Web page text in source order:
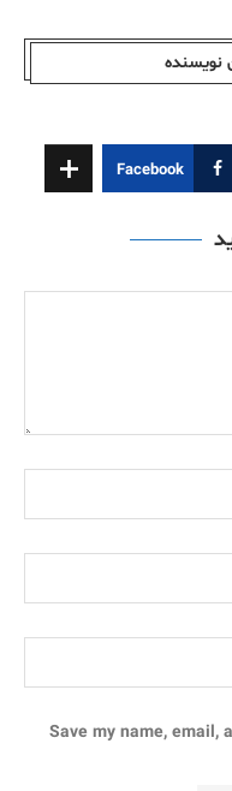
نویسندە
Facebook
Save my name, email,